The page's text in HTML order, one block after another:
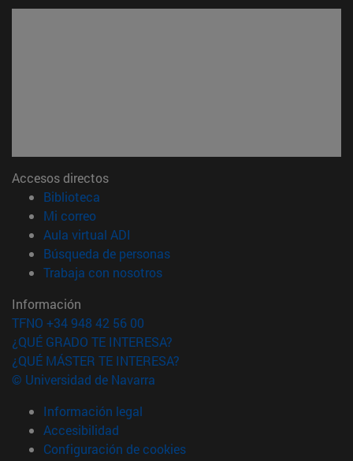
Accesos directos
Biblioteca
Mi correo(abre en nueva ventana)
Aula virtual ADI
Búsqueda de personas(abre en nueva ventana)
Trabaja con nosotros(abre en nueva ventana)
Información
TFNO +34 948 42 56 00
¿QUÉ GRADO TE INTERESA?
¿QUÉ MÁSTER TE INTERESA?
© Universidad de Navarra
Información legal
Accesibilidad
Configuración de cookies